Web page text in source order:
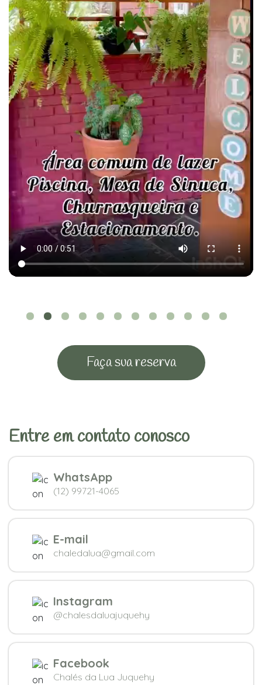
Faça sua reserva
Entre em contato conosco
WhatsApp
(12) 99721-4065
E-mail
chaledalua@gmail.com
Instagram
@chalesdaluajuquehy
Facebook
Chalés da Lua Juquehy